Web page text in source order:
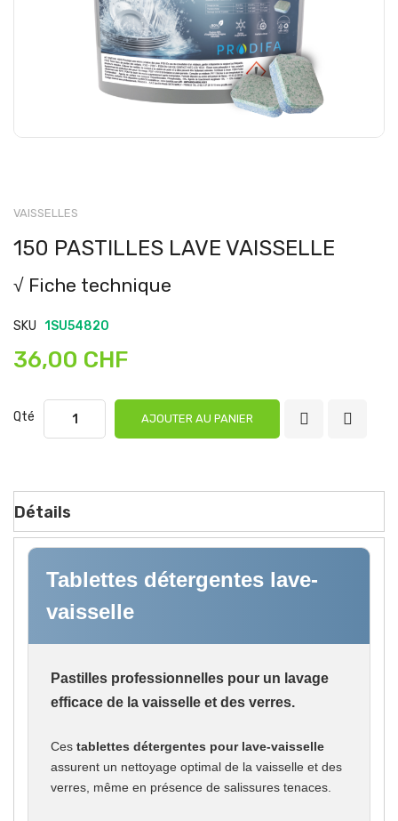
VAISSELLES
150 PASTILLES LAVE VAISSELLE
√ Fiche technique
SKU 1SU54820
36,00 CHF
Qté AJOUTER AU PANIER
Détails
Tablettes détergentes lave-
vaisselle
Pastilles professionnelles pour un lavage
efficace de la vaisselle et des verres.
Ces tablettes détergentes pour lave-vaisselle
assurent un nettoyage optimal de la vaisselle et des
verres, même en présence de salissures tenaces.